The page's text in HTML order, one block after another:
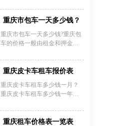
一天，很多结婚的新人喜欢租
这里车型，可以租半天，也可
重庆市包车一天多少钱？
重庆市包车一天多少钱?重庆包
车的价格一般由租金和押金构
押金也不同，因此很难具体的
确定重庆市包车一天多少钱。
些关于重庆市包车价格，仅供
参考：
重庆皮卡车租车报价表
重庆皮卡车租车多少钱一月？
重庆皮卡车租车多少钱一年？
大幅优惠！重庆租车公司专业
提供重庆皮卡出租，专业重庆
重庆租车价格表一览表